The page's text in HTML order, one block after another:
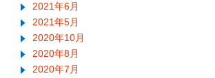
2021年6月
2021年5月
2020年10月
2020年8月
2020年7月